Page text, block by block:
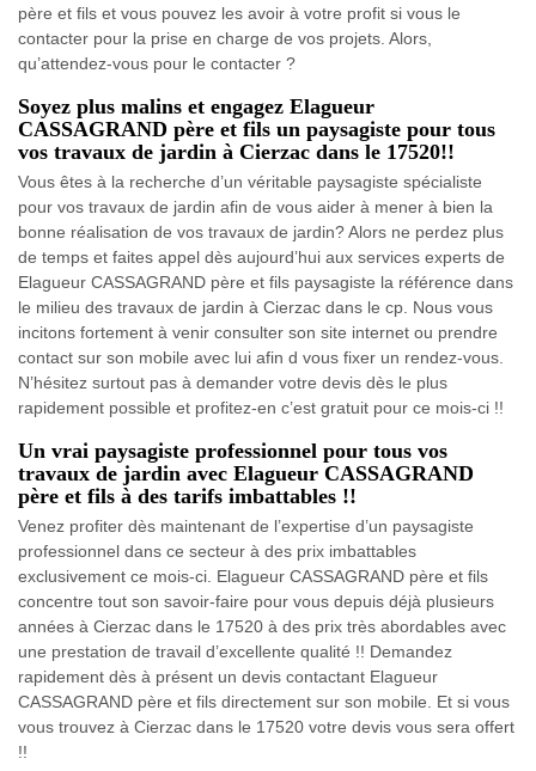
père et fils et vous pouvez les avoir à votre profit si vous le
contacter pour la prise en charge de vos projets. Alors,
qu’attendez-vous pour le contacter ?
Soyez plus malins et engagez Elagueur
CASSAGRAND père et fils un paysagiste pour tous
vos travaux de jardin à Cierzac dans le 17520!!
Vous êtes à la recherche d’un véritable paysagiste spécialiste
pour vos travaux de jardin afin de vous aider à mener à bien la
bonne réalisation de vos travaux de jardin? Alors ne perdez plus
de temps et faites appel dès aujourd’hui aux services experts de
Elagueur CASSAGRAND père et fils paysagiste la référence dans
le milieu des travaux de jardin à Cierzac dans le cp. Nous vous
incitons fortement à venir consulter son site internet ou prendre
contact sur son mobile avec lui afin d vous fixer un rendez-vous.
N’hésitez surtout pas à demander votre devis dès le plus
rapidement possible et profitez-en c’est gratuit pour ce mois-ci !!
Un vrai paysagiste professionnel pour tous vos
travaux de jardin avec Elagueur CASSAGRAND
père et fils à des tarifs imbattables !!
Venez profiter dès maintenant de l’expertise d’un paysagiste
professionnel dans ce secteur à des prix imbattables
exclusivement ce mois-ci. Elagueur CASSAGRAND père et fils
concentre tout son savoir-faire pour vous depuis déjà plusieurs
années à Cierzac dans le 17520 à des prix très abordables avec
une prestation de travail d’excellente qualité !! Demandez
rapidement dès à présent un devis contactant Elagueur
CASSAGRAND père et fils directement sur son mobile. Et si vous
vous trouvez à Cierzac dans le 17520 votre devis vous sera offert
!!